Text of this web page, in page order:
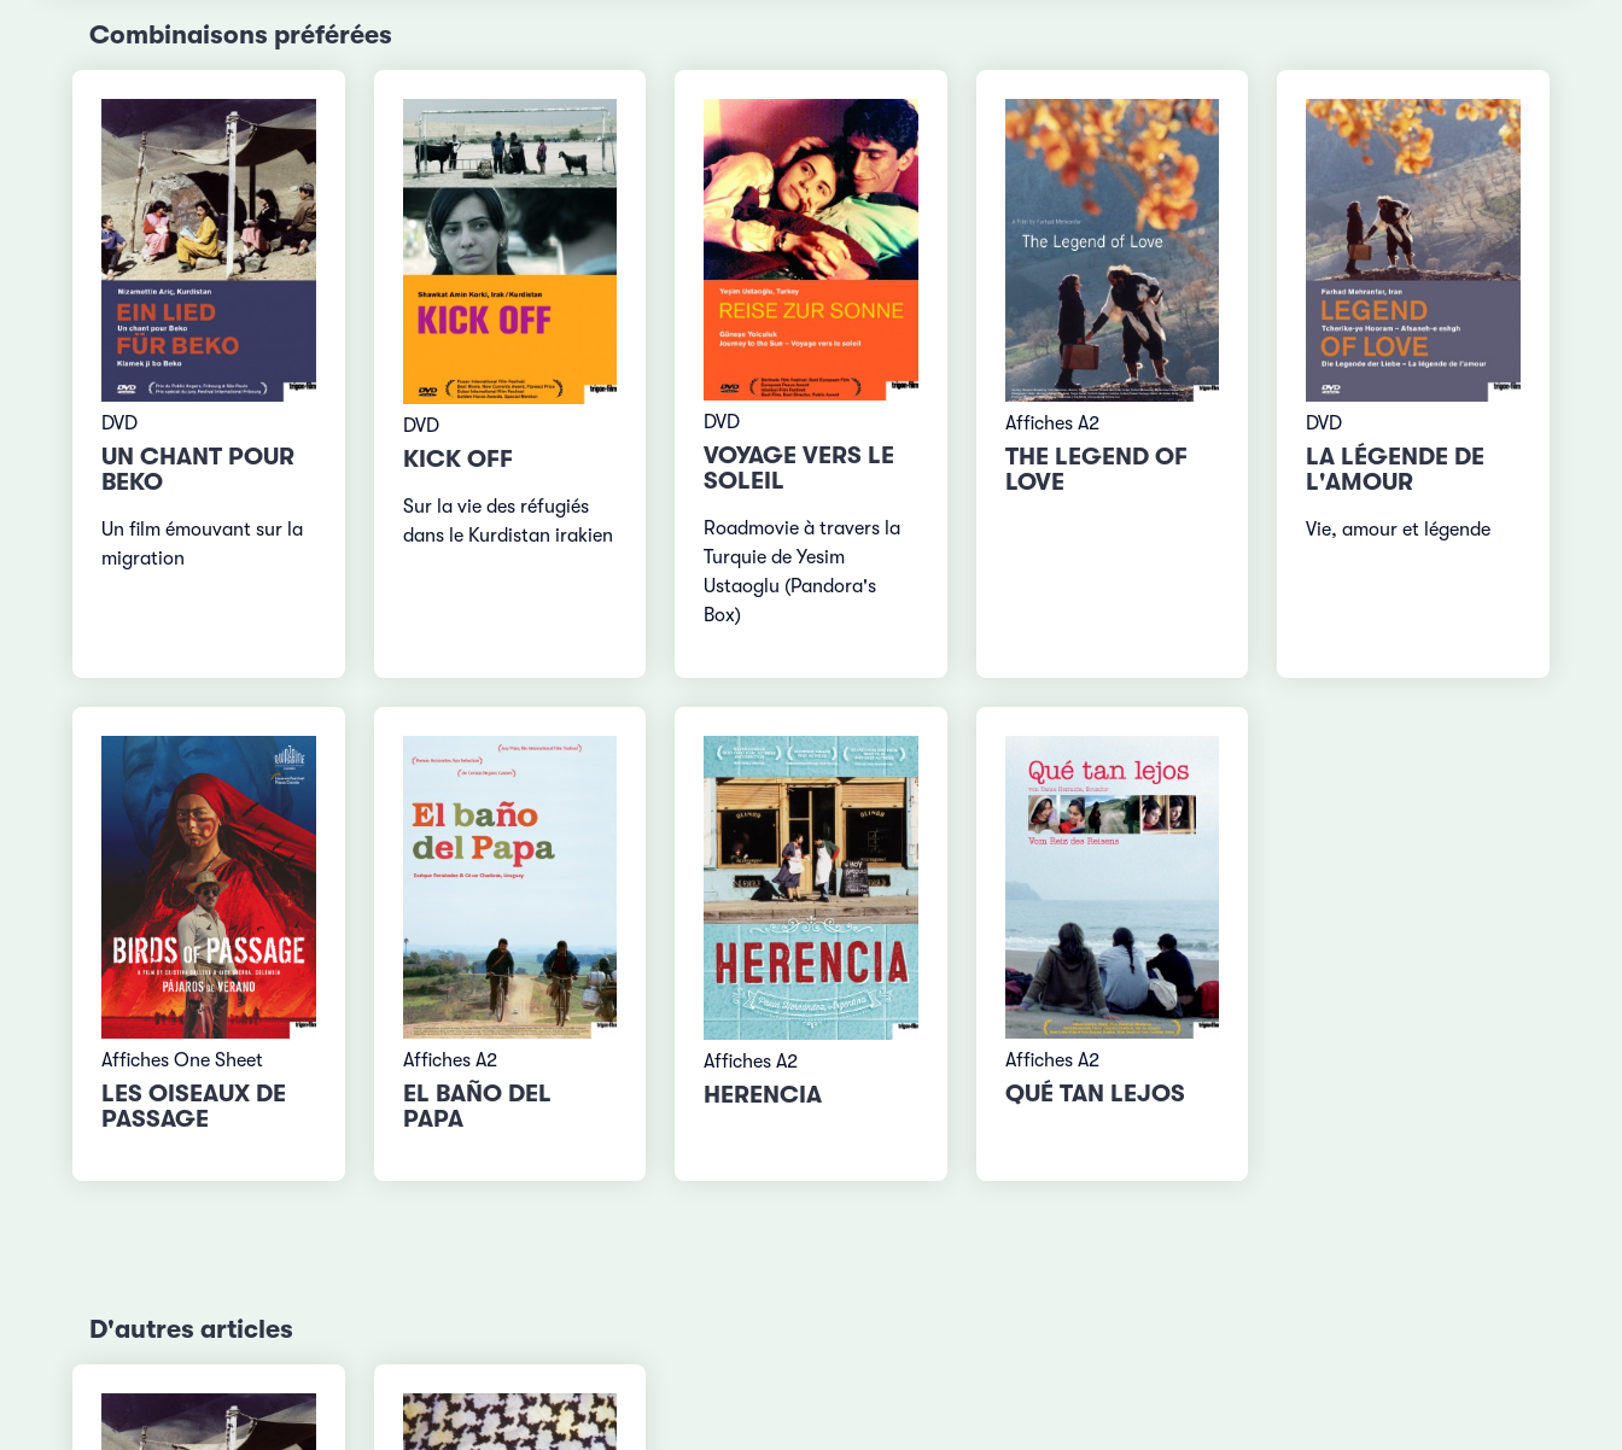
Combinaisons préférées
DVD
UN CHANT POUR
BEKO
Un film émouvant sur la
migration
DVD
KICK OFF
Sur la vie des réfugiés
dans le Kurdistan irakien
DVD
VOYAGE VERS LE
SOLEIL
Roadmovie à travers la
Turquie de Yesim
Ustaoglu (Pandora's
Box)
Affiches A2
THE LEGEND OF
LOVE
DVD
LA LÉGENDE DE
L'AMOUR
Vie, amour et légende
Affiches One Sheet
LES OISEAUX DE
PASSAGE
Affiches A2
EL BAÑO DEL
PAPA
Affiches A2
HERENCIA
Affiches A2
QUÉ TAN LEJOS
D'autres articles